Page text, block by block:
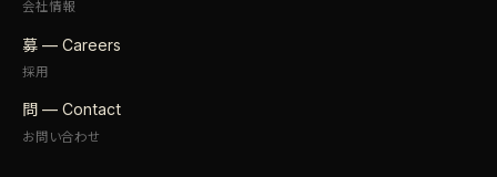
会社情報
募 — Careers
採用
問 — Contact
お問い合わせ